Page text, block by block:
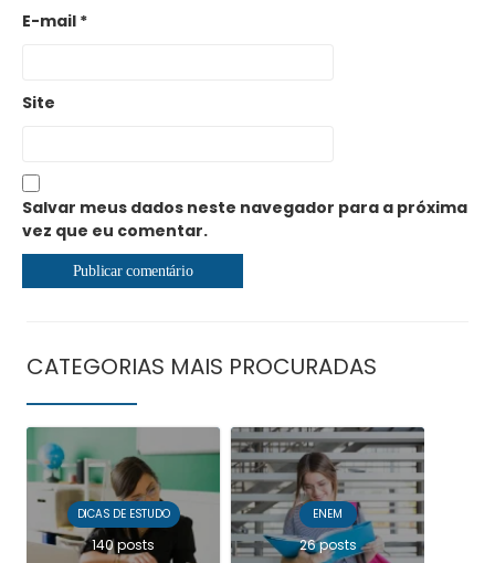
E-mail *
Site
Salvar meus dados neste navegador para a próxima
vez que eu comentar.
CATEGORIAS MAIS PROCURADAS
DICAS DE ESTUDO
140 posts
ENEM
26 posts